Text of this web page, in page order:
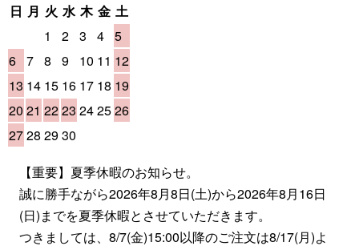
日 月 火 水 木 金 土
1
2 3 4 5
6 7 8 9 10 11 12
13 14 15 16 17 18 19
20 21 2223 242526
2728 2930
【重要】夏季休暇のお知らせ。
誠に勝手ながら2026年8月8日(土)から2026年8月16日
(日)までを夏季休暇とさせていただきます。
つきましては、8/7(金)15:00以降のご注文は8/17(月)よ